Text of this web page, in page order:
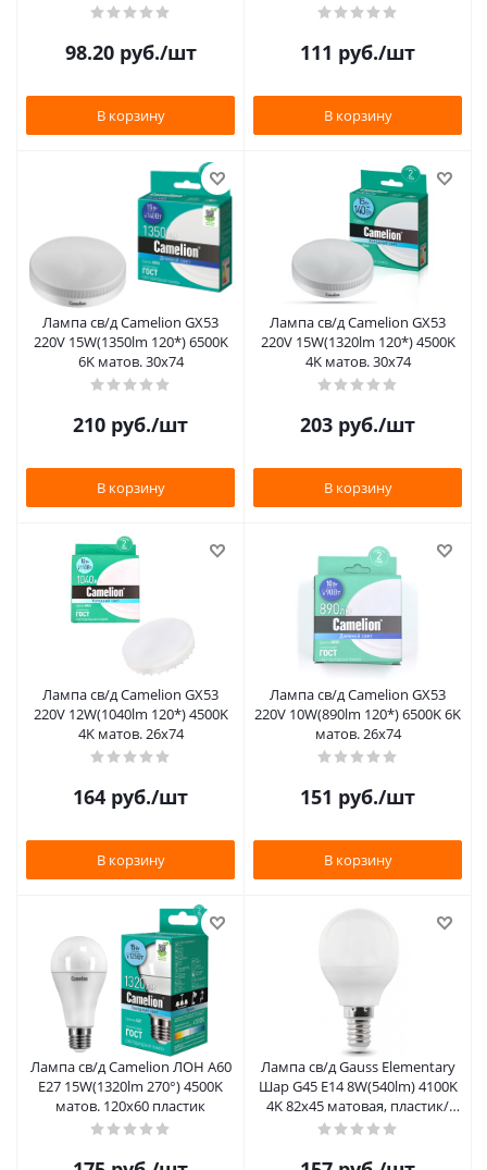
98.20руб./шт
В корзину
111 руб./шт
В корзину
Лампа св/д Camelion GX53
220V 15W(1350lm 120*) 6500K
6K матов. 30х74
210 руб./шт
В корзину
Лампа св/д Camelion GX53
220V 15W(1320lm 120*) 4500K
4K матов. 30х74
203 руб./шт
В корзину
Лампа св/д Camelion GX53
220V 12W(1040lm 120*) 4500K
4K матов. 26х74
164 руб./шт
В корзину
Лампа св/д Camelion GX53
220V 10W(890lm 120*) 6500K 6K
матов. 26х74
151 руб./шт
В корзину
Лампа св/д Camelion ЛОН A60
E27 15W(1320lm 270°) 4500K
матов. 120х60 пластик
Лампа св/д Gauss Elementary
Шар G45 E14 8W(540lm) 4100K
4K 82х45 матовая, пластик/
алюм.